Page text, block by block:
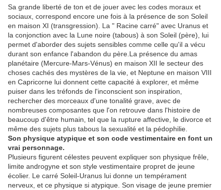
Sa grande liberté de ton et de jouer avec les codes moraux et
sociaux, correspond encore une fois à la présence de son Soleil
en maison XI (transgression). La " Racine carré" avec Uranus et
la conjonction avec la Lune noire (tabous) à son Soleil (père), lui
permet d'aborder des sujets sensibles comme celle qu'il a vécu
durant son enfance l'abandon du père.La présence du amas
planétaire (Mercure-Mars-Vénus) en maison XII le secteur des
choses cachés des mystères de la vie, et Neptune en maison VIII
en Capricorne lui donnent cette capacité à explorer, et même
puiser dans les tréfonds de l'inconscient son inspiration,
rechercher des morceaux d'une tonalité grave, avec de
nombreuses composantes que l'on retrouve dans l'histoire de
beaucoup d'être humain, tel que la rupture affective, le divorce et
même des sujets plus tabous la sexualité et la pédophilie.
Son physique atypique et son code vestimentaire en font un
vrai personnage.
Plusieurs figurent célestes peuvent expliquer son physique frêle,
limite androgyne et son style vestimentaire propret de jeune
écolier. Le carré Soleil-Uranus lui donne un tempérament
nerveux, et ce physique si atypique. Son visage de jeune premier